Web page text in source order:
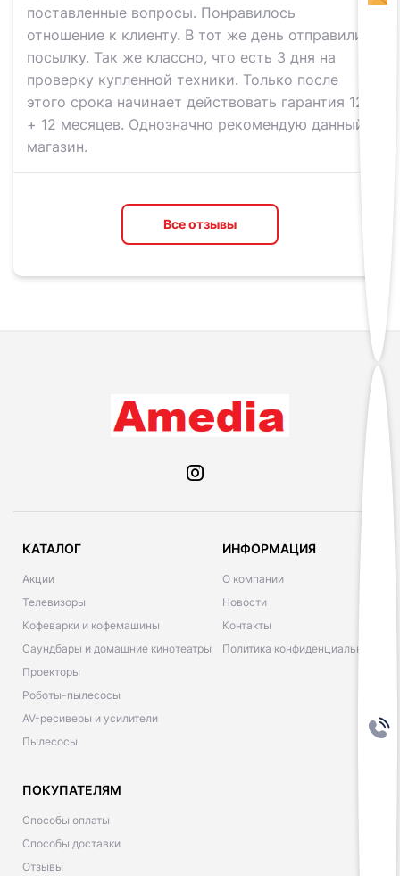
поставленные вопросы. Понравилось
отношение к клиенту. В тот же день отправили
посылку. Так же классно, что есть 3 дня на
проверку купленной техники. Только после
этого срока начинает действовать гарантия 12
+ 12 месяцев. Однозначно рекомендую данный
магазин.
Все отзывы
КАТАЛОГ
Акции
Телевизоры
Кофеварки и кофемашины
Саундбары и домашние кинотеатры
Проекторы
Роботы-пылесосы
AV-ресиверы и усилители
Пылесосы
ИНФОРМАЦИЯ
О компании
Новости
Контакты
Политика конфиденциальности
ПОКУПАТЕЛЯМ
Способы оплаты
Способы доставки
Отзывы